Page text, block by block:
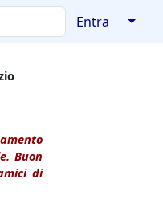
Entra ↓
Buon
di